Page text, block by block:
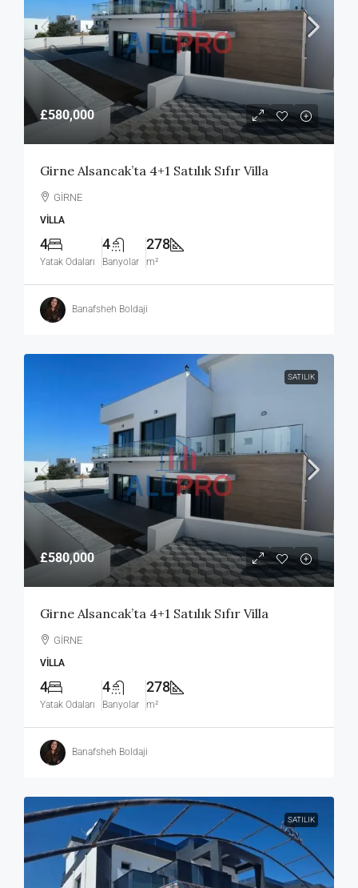
£580,000
Girne Alsancak’ta 4+1 Satılık Sıfır Villa
GİRNE
VILLA
4
Yatak Odaları
4
Banyolar
278
m²
Banafsheh Boldaji
SATILIK
£580,000
Girne Alsancak’ta 4+1 Satılık Sıfır Villa
GİRNE
VILLA
4
Yatak Odaları
4
Banyolar
278
m²
Banafsheh Boldaji
SATILIK